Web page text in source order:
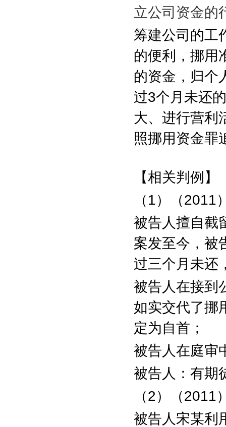
立公司资金的
筹建公司的工
的便利，挪用
的资金，归个
过3个月未还
大、进行营利
照挪用资金罪
【相关判例】
（1）（2011
被告人擅自截
案发至今，被
过三个月未还
被告人在接到
如实交代了挪
定为自首；
被告人在庭审
被告人：有期
（2）（2011
被告人宋某利